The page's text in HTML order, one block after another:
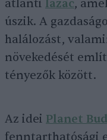
atlanti lazac,
úszik. A
halálozást,
növekedését
tényezők között.
Az idei Planet
fenntarthatósági